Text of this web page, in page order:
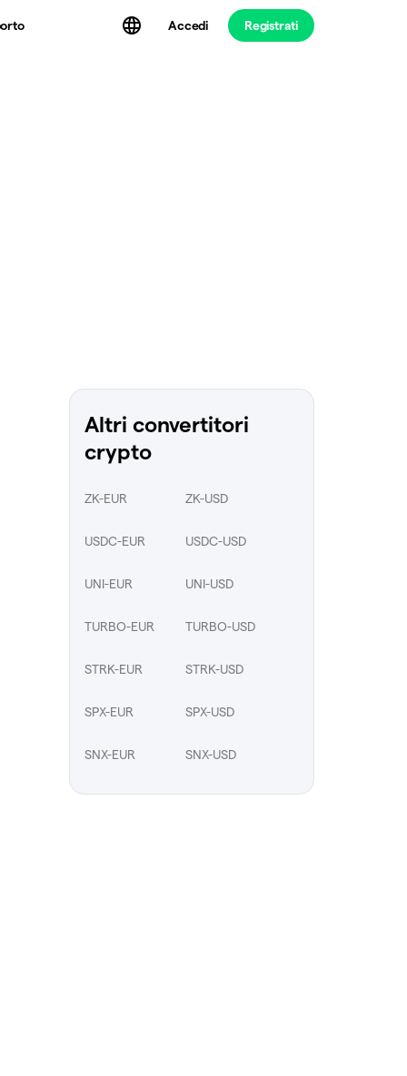
Accedi Registrati
Altri convertitori
crypto
ZK-EUR ZK-USD
USDC-EUR USDC-USD
UNI-EUR UNI-USD
TURBO-EUR TURBO-USD
STRK-EUR STRK-USD
SPX-EUR SPX-USD
SNX-EUR SNX-USD